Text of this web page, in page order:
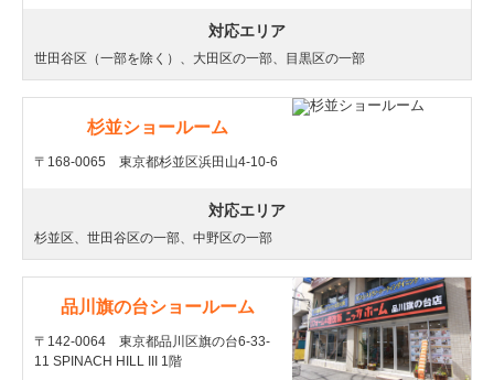
対応エリア
世田谷区（一部を除く）、大田区の一部、目黒区の一部
杉並ショールーム
〒168-0065 東京都杉並区浜田山4-10-6
対応エリア
杉並区、世田谷区の一部、中野区の一部
品川旗の台ショールーム
〒142-0064 東京都品川区旗の台6-33-
11 SPINACH HILL III 1階